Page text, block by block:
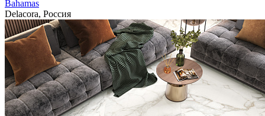
Bahamas
Delacora, Россия